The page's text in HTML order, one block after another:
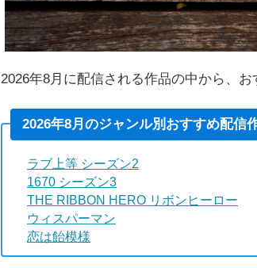
2026年8月に配信される作品の中から、お
2026年8月のジャンル別おすすめ配信
ラブ上等 シーズン2
1670 シーズン3
THE RIBBON HERO リボンヒーロー
ウィスパーマン
恋は飴模様